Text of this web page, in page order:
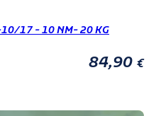
10/17 - 10 NM- 20 KG
84,90 €